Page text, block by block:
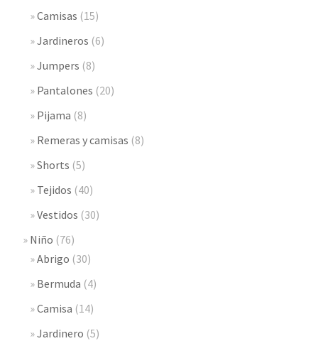
Camisas (15)
Jardineros (6)
Jumpers (8)
Pantalones (20)
Pijama (8)
Remeras y camisas (8)
Shorts (5)
Tejidos (40)
Vestidos (30)
Niño (76)
Abrigo (30)
Bermuda (4)
Camisa (14)
Jardinero (5)